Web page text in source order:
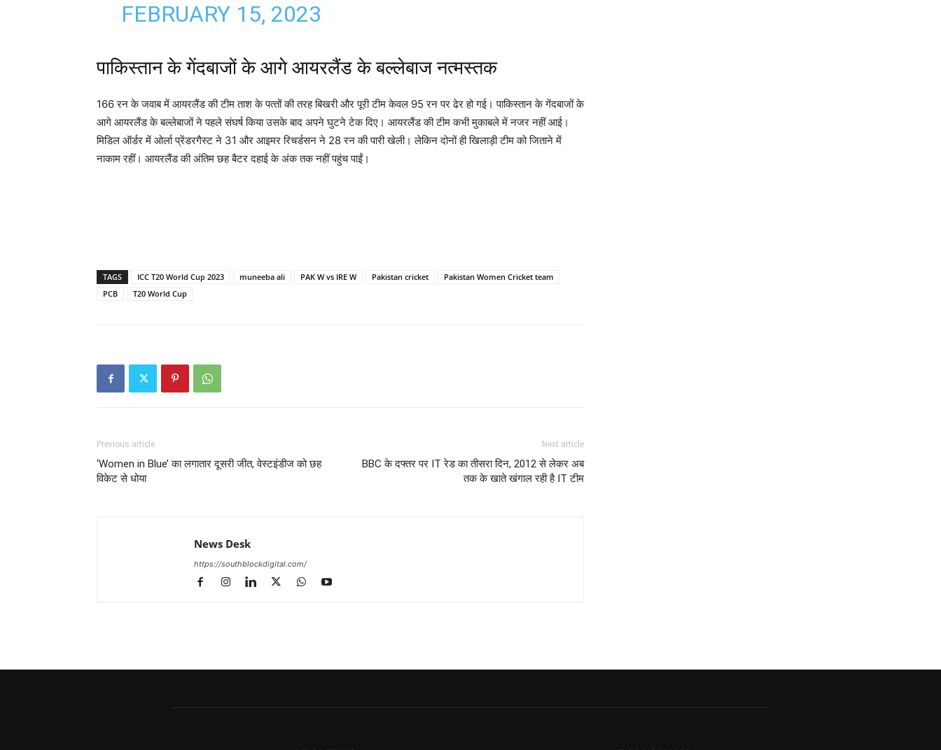
FEBRUARY 15, 2023
पाकिस्तान के गेंदबाजों के आगे आयरलैंड के बल्लेबाज नत्मस्तक
166 रन के जवाब में आयरलैंड की टीम ताश के पत्‍तों की तरह बिखरी और पूरी टीम केवल 95 रन पर ढेर हो गई। पाकिस्तान के गेंदबाजों के
आगे आयरलैंड के बल्लेबाजों ने पहले संघर्ष किया उसके बाद अपने घुटने टेक दिए। आयरलैंड की टीम कभी मुकाबले में नजर नहीं आई।
मिडिल ऑर्डर में ओर्ला प्रेंडरगैस्ट ने 31 और आइमर रिचर्डसन ने 28 रन की पारी खेली। लेकिन दोनों ही खिलाड़ी टीम को जिताने में
नाकाम रहीं। आयरलैंड की अंतिम छह बैटर दहाई के अंक तक नहीं पहुंच पाईं।
TAGS ICC T20 World Cup 2023 muneeba ali PAK W vs IRE W Pakistan cricket
Pakistan Women Cricket team
PCB
T20 World Cup
Previous article
‘Women in Blue’ का लगातार दूसरी जीत, वेस्टइंडीज को छह
विकेट से धोया
Next article
BBC के दफ्तर पर IT रेड का तीसरा दिन, 2012 से लेकर अब
तक के खाते खंगाल रही है IT टीम
News Desk
https://southblockdigital.com/